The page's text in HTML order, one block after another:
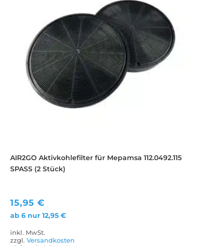
AIR2GO Aktivkohlefilter für Mepamsa 112.0492.115
SPASS (2 Stück)
15,95€
ab 6 nur12,95€
inkl. MwSt.
zzgl.Versandkosten